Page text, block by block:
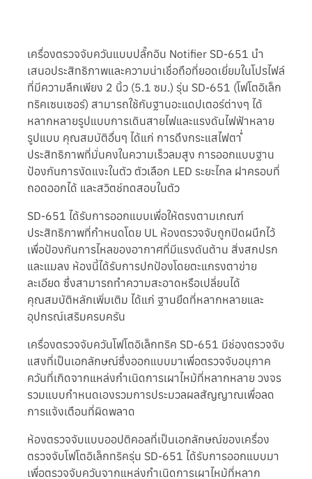
เครื่องตรวจจับควันแบบปลั๊กอิน Notifier SD-651 นำ
เสนอประสิทธิภาพและความน่าเชื่อถือที่ยอดเยี่ยมในโปรไฟล์
ที่มีความลึกเพียง 2 นิ้ว (5.1 ซม.) รุ่น SD-651 (โฟโตอิเล็ก
ทริคเซนเซอร์) สามารถใช้กับฐานอะแดปเตอร์ต่างๆ ได้
หลากหลายรูปแบบการเดินสายไฟและแรงดันไฟฟ้าหลาย
รูปแบบ คุณสมบัติอื่นๆ ได้แก่ การดึงกระแสไฟต่ำ
ประสิทธิภาพที่มั่นคงในความเร็วลมสูง การออกแบบฐาน
ป้องกันการงัดแงะในตัว ตัวเลือก LED ระยะไกล ฝาครอบที่
ถอดออกได้ และสวิตช์ทดสอบในตัว
SD-651 ได้รับการออกแบบเพื่อให้ตรงตามเกณฑ์
ประสิทธิภาพที่กำหนดโดย UL ห้องตรวจจับถูกปิดผนึกไว้
เพื่อป้องกันการไหลของอากาศที่มีแรงดันต้าน สิ่งสกปรก
และแมลง ห้องนี้ได้รับการปกป้องโดยตะแกรงตาข่าย
ละเอียด ซึ่งสามารถทำความสะอาดหรือเปลี่ยนได้
คุณสมบัติหลักเพิ่มเติม ได้แก่ ฐานยึดที่หลากหลายและ
อุปกรณ์เสริมครบครัน
เครื่องตรวจจับควันโฟโตอิเล็กทริค SD-651 มีช่องตรวจจับ
แสงที่เป็นเอกลักษณ์ซึ่งออกแบบมาเพื่อตรวจจับอนุภาค
ควันที่เกิดจากแหล่งกำเนิดการเผาไหม้ที่หลากหลาย วงจร
รวมแบบกำหนดเองรวมการประมวลผลสัญญาณเพื่อลด
การแจ้งเตือนที่ผิดพลาด
ห้องตรวจจับแบบออปติคอลที่เป็นเอกลักษณ์ของเครื่อง
ตรวจจับโฟโตอิเล็กทริครุ่น SD-651 ได้รับการออกแบบมา
เพื่อตรวจจับควันจากแหล่งกำเนิดการเผาไหม้ที่หลาก